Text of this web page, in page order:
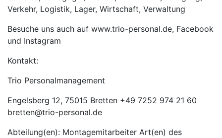
Verkehr, Logistik, Lager, Wirtschaft, Verwaltung
Besuche uns auch auf www.trio-personal.de, Facebook
und Instagram
Kontakt:
Trio Personalmanagement
Engelsberg 12, 75015 Bretten +49 7252 974 21 60
bretten@trio-personal.de
Abteilung(en): Montagemitarbeiter Art(en) des